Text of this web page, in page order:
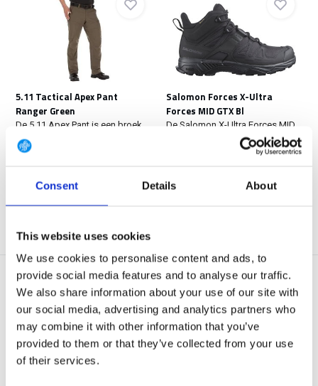
Consent Details About
This website uses cookies
We use cookies to personalise content and ads, to
provide social media features and to analyse our traffic.
We also share information about your use of our site with
our social media, advertising and analytics partners who
may combine it with other information that you’ve
provided to them or that they’ve collected from your use
of their services.
5.11 Tactical Apex Pant
Ranger Green
De 5.11 Apex Pant is een broek
€ 104,90
Bekijken
Salomon Forces X-Ultra
Forces MID GTX Bl
De Salomon X-Ultra Forces MID
€ 189,-
Salomon X-Ultra TRACKER GTX